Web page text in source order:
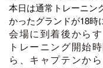
本日は通常トレーニン
かったグランドが18時
会場に到着後から
トレーニング開始
ら、キャプテンか